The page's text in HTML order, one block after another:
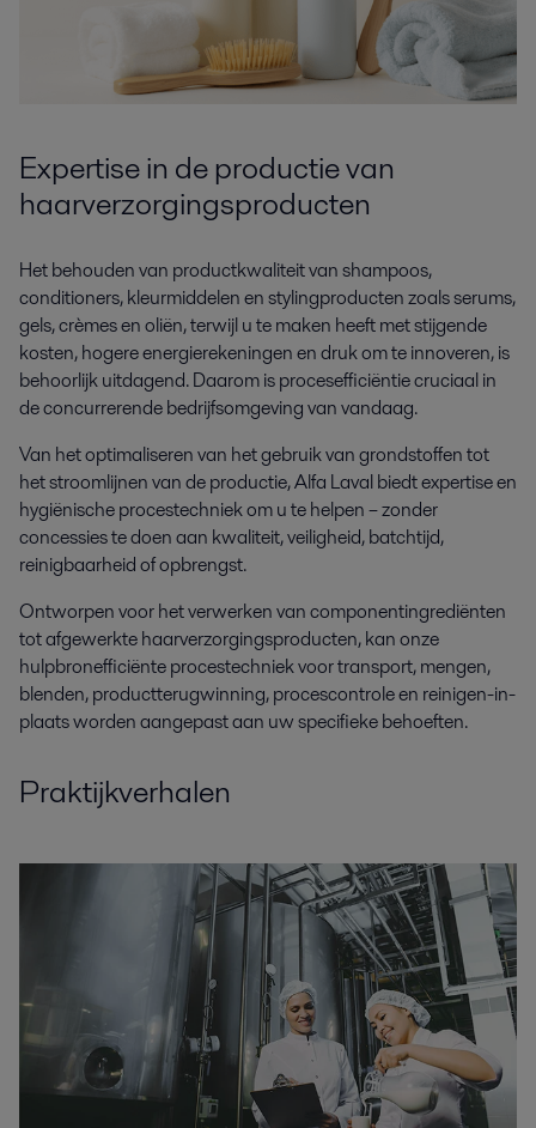
Expertise in de productie van
haarverzorgingsproducten
Het behouden van productkwaliteit van shampoos,
conditioners, kleurmiddelen en stylingproducten zoals serums,
gels, crèmes en oliën, terwijl u te maken heeft met stijgende
kosten, hogere energierekeningen en druk om te innoveren, is
behoorlijk uitdagend. Daarom is procesefficiëntie cruciaal in
de concurrerende bedrijfsomgeving van vandaag.
Van het optimaliseren van het gebruik van grondstoffen tot
het stroomlijnen van de productie, Alfa Laval biedt expertise en
hygiënische procestechniek om u te helpen – zonder
concessies te doen aan kwaliteit, veiligheid, batchtijd,
reinigbaarheid of opbrengst.
Ontworpen voor het verwerken van componentingrediënten
tot afgewerkte haarverzorgingsproducten, kan onze
hulpbronefficiënte procestechniek voor transport, mengen,
blenden, productterugwinning, procescontrole en reinigen-in-
plaats worden aangepast aan uw specifieke behoeften.
Praktijkverhalen